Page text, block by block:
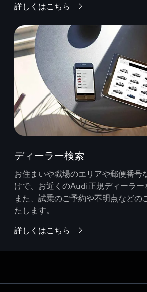
詳しくはこちら
ディーラー検索
お住まいや職場のエリアや郵便番号
けで、お近くのAudi正規ディーラー
また、試乗のご予約や不明点などの
たします。
詳しくはこちら